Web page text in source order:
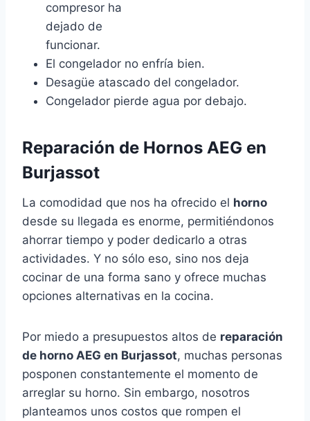
compresor ha
dejado de
funcionar.
El congelador no enfría bien.
Desagüe atascado del congelador.
Congelador pierde agua por debajo.
Reparación de Hornos AEG en
Burjassot
La comodidad que nos ha ofrecido el horno
desde su llegada es enorme, permitiéndonos
ahorrar tiempo y poder dedicarlo a otras
actividades. Y no sólo eso, sino nos deja
cocinar de una forma sano y ofrece muchas
opciones alternativas en la cocina.
Por miedo a presupuestos altos de reparación
de horno AEG en Burjassot, muchas personas
posponen constantemente el momento de
arreglar su horno. Sin embargo, nosotros
planteamos unos costos que rompen el